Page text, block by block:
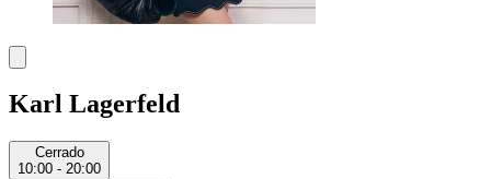
Karl Lagerfeld
Cerrado
10:00 - 20:00